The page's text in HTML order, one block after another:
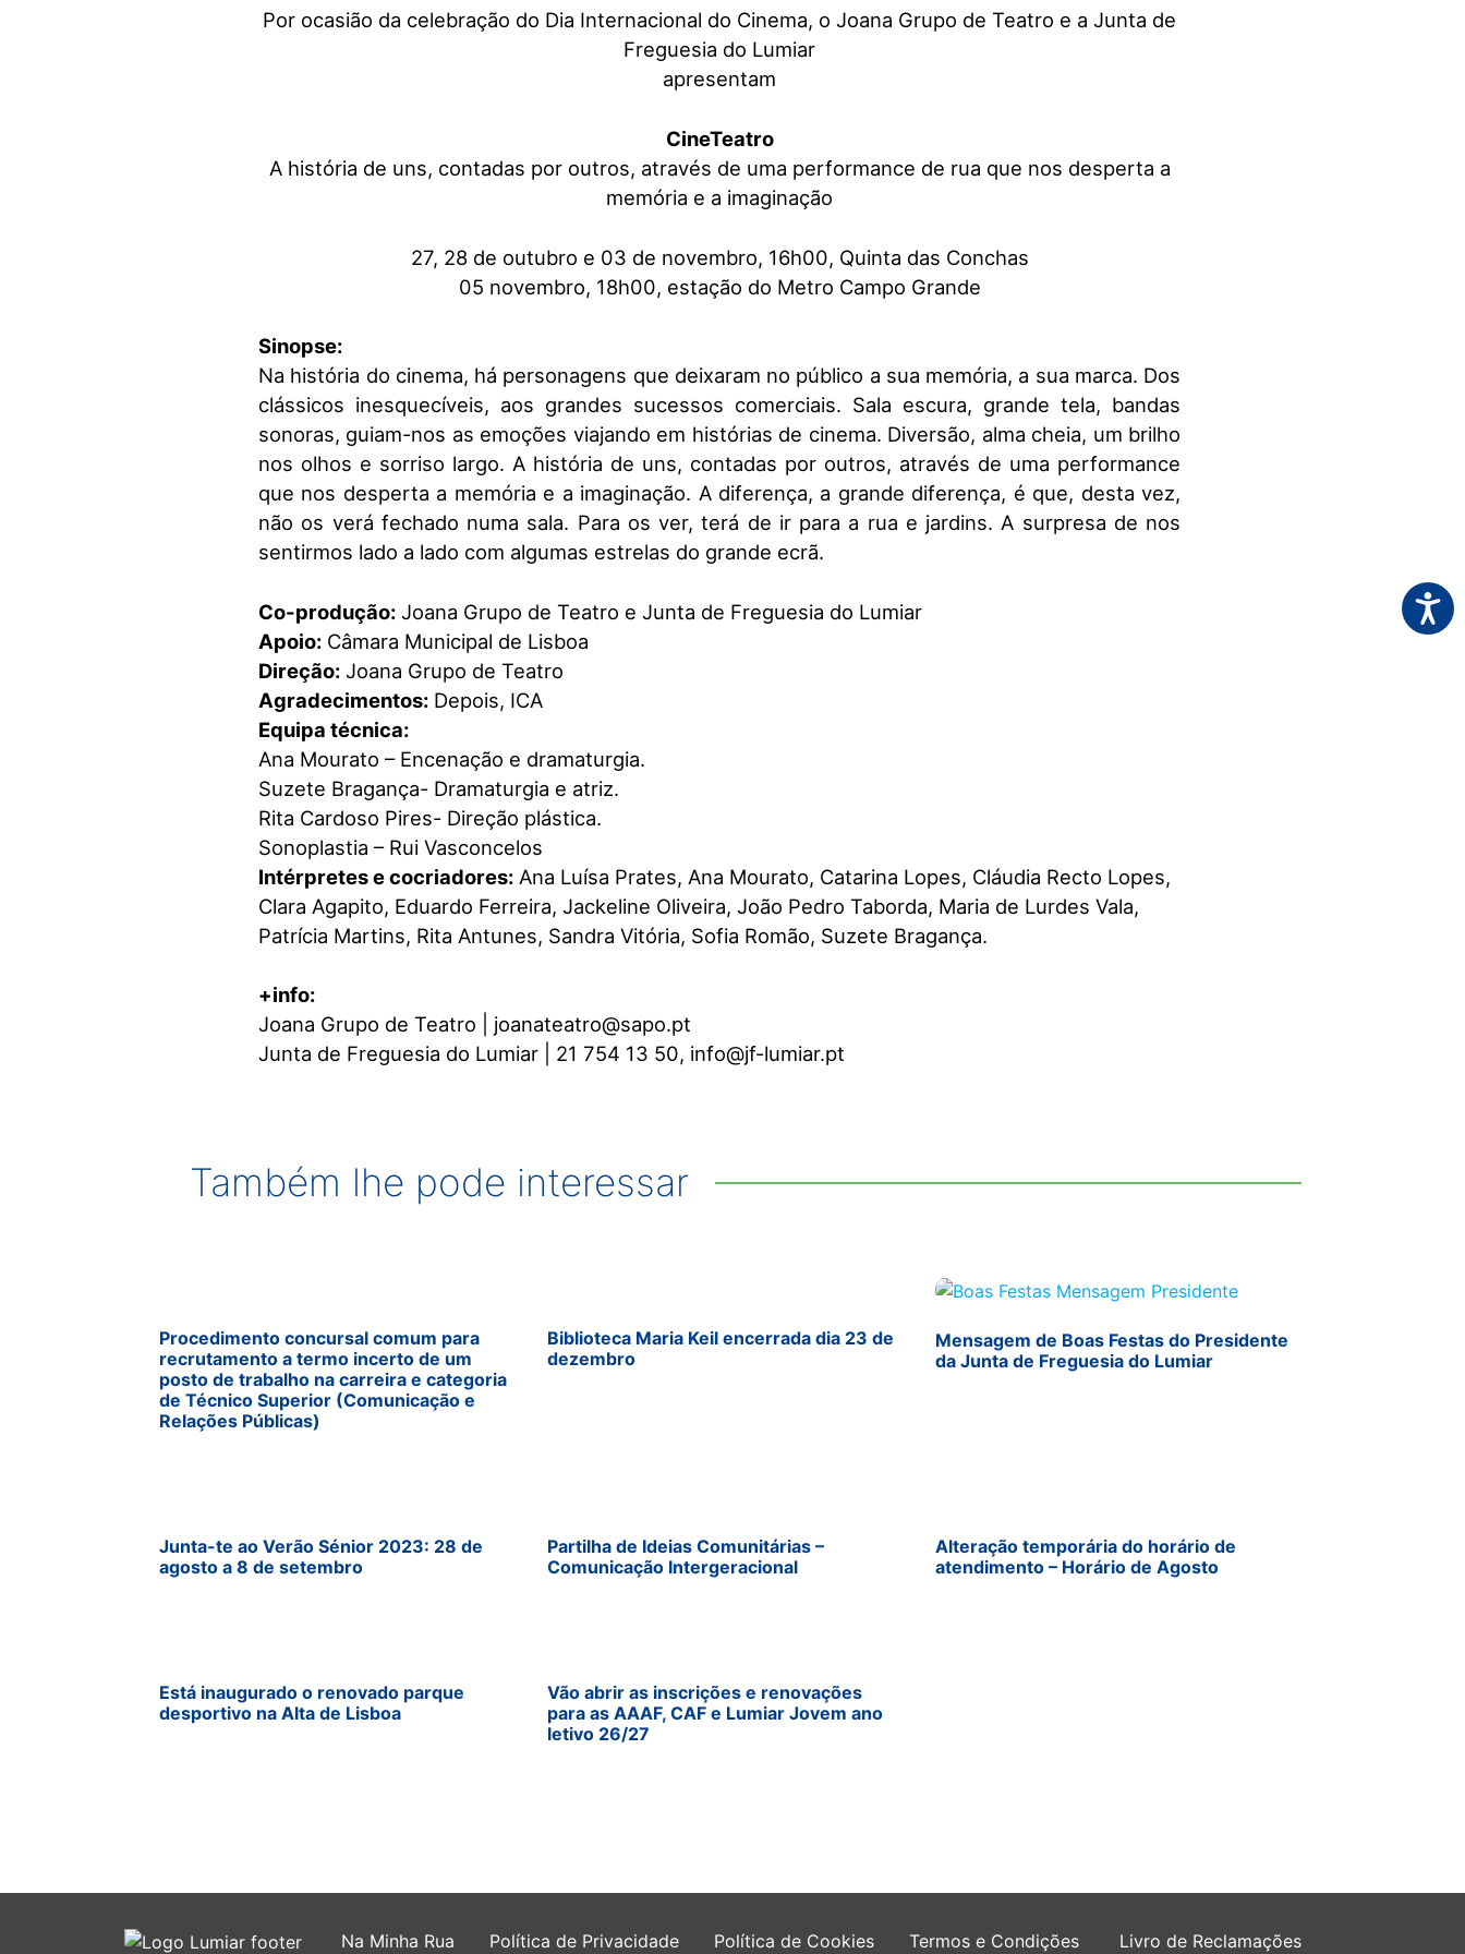
Por ocasião da celebração do Dia Internacional do Cinema, o Joana Grupo de Teatro e a Junta de
Freguesia do Lumiar
apresentam
CineTeatro
A história de uns, contadas por outros, através de uma performance de rua que nos desperta a
memória e a imaginação
27, 28 de outubro e 03 de novembro, 16h00, Quinta das Conchas
05 novembro, 18h00, estação do Metro Campo Grande
Sinopse:
Na história do cinema, há personagens que deixaram no público a sua memória, a sua marca. Dos
clássicos inesquecíveis, aos grandes sucessos comerciais. Sala escura, grande tela, bandas
sonoras, guiam-nos as emoções viajando em histórias de cinema. Diversão, alma cheia, um brilho
nos olhos e sorriso largo. A história de uns, contadas por outros, através de uma performance
que nos desperta a memória e a imaginação. A diferença, a grande diferença, é que, desta vez,
não os verá fechado numa sala. Para os ver, terá de ir para a rua e jardins. A surpresa de nos
sentirmos lado a lado com algumas estrelas do grande ecrã.
Co-produção: Joana Grupo de Teatro e Junta de Freguesia do Lumiar
Apoio: Câmara Municipal de Lisboa
Direção: Joana Grupo de Teatro
Agradecimentos: Depois, ICA
Equipa técnica:
Ana Mourato – Encenação e dramaturgia.
Suzete Bragança- Dramaturgia e atriz.
Rita Cardoso Pires- Direção plástica.
Sonoplastia – Rui Vasconcelos
Intérpretes e cocriadores: Ana Luísa Prates, Ana Mourato, Catarina Lopes, Cláudia Recto Lopes,
Clara Agapito, Eduardo Ferreira, Jackeline Oliveira, João Pedro Taborda, Maria de Lurdes Vala,
Patrícia Martins, Rita Antunes, Sandra Vitória, Sofia Romão, Suzete Bragança.
+info:
Joana Grupo de Teatro | joanateatro@sapo.pt
Junta de Freguesia do Lumiar | 21 754 13 50, info@jf-lumiar.pt
Também lhe pode interessar
Procedimento concursal comum para
recrutamento a termo incerto de um
posto de trabalho na carreira e categoria
de Técnico Superior (Comunicação e
Relações Públicas)
Biblioteca Maria Keil encerrada dia 23 de
dezembro
Mensagem de Boas Festas do Presidente
da Junta de Freguesia do Lumiar
Junta-te ao Verão Sénior 2023: 28 de
agosto a 8 de setembro
Partilha de Ideias Comunitárias –
Comunicação Intergeracional
Alteração temporária do horário de
atendimento – Horário de Agosto
Está inaugurado o renovado parque
desportivo na Alta de Lisboa
Vão abrir as inscrições e renovações
para as AAAF, CAF e Lumiar Jovem ano
letivo 26/27
Na Minha Rua Política de Privacidade Política de Cookies Termos e Condições Livro de Reclamações